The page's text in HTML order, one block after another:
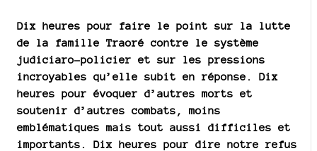
Dix heures pour faire le point sur la lutte
de la famille Traoré contre le système
judiciaro-policier et sur les pressions
incroyables qu’elle subit en réponse. Dix
heures pour évoquer d’autres morts et
soutenir d’autres combats, moins
emblématiques mais tout aussi difficiles et
importants. Dix heures pour dire notre refus